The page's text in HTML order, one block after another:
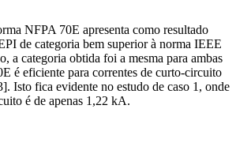
NFPA 70E apresenta como resultado
de categoria bem superior à norma IEEE
a categoria obtida foi a mesma para ambas
é eficiente para correntes de curto-circuito
Isto fica evidente no estudo de caso 1, onde
é de apenas 1,22 kA.